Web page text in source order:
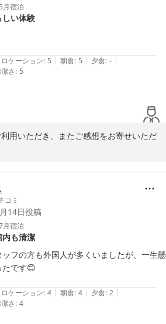
できます日を心よりお待ち申し上げてお
館
月宿泊
い体験
ロケーション: 5 | 朝食: 5 | 夕食: - |
さ: 5
用いただき、またご感想をお寄せいただ
ざいます。
の大変嬉しいお言葉を頂戴し、スタッフ
ご提供できましたことを何より嬉しく思
を励みに、今後もより一層ご満足いただ
す。
ぜひ当館をご利用くださいませ。
ち申し上げております。
コミ
14日投稿
月宿泊
内も清潔
フの方も外国人が多くいましたが、一生懸
です😊
ロケーション: 4 | 朝食: 4 | 夕食: 2 |
さ: 4